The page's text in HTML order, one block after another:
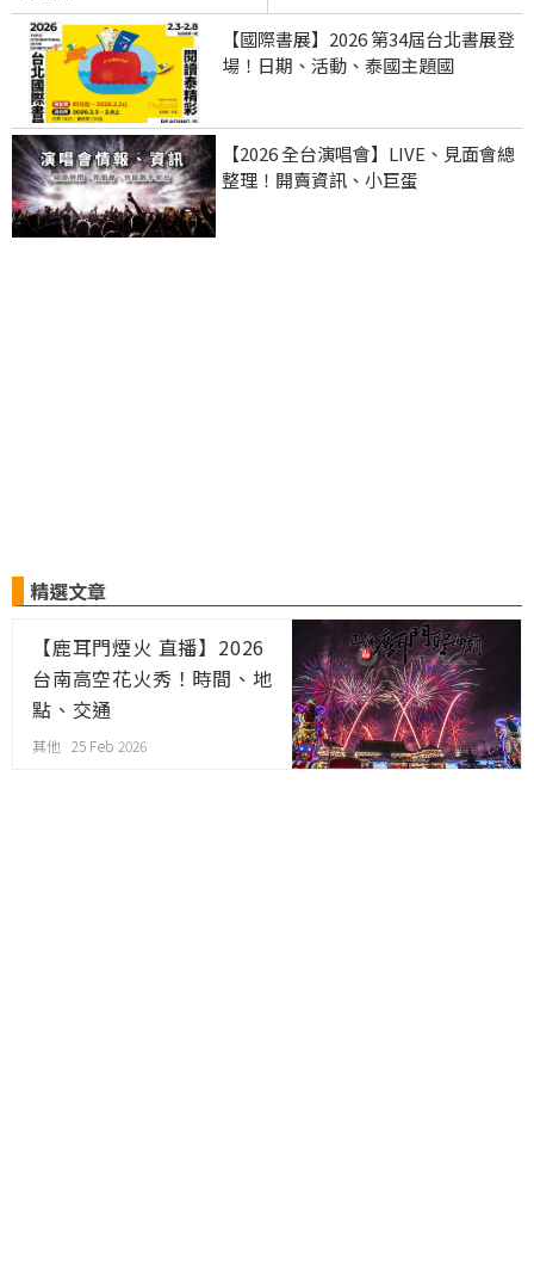
【國際書展】2026 第34屆台北書展登
場！日期、活動、泰國主題國
【2026 全台演唱會】LIVE、見面會總
整理！開賣資訊、小巨蛋
精選文章
【鹿耳門煙火 直播】2026
台南高空花火秀！時間、地
點、交通
其他 25 Feb 2026